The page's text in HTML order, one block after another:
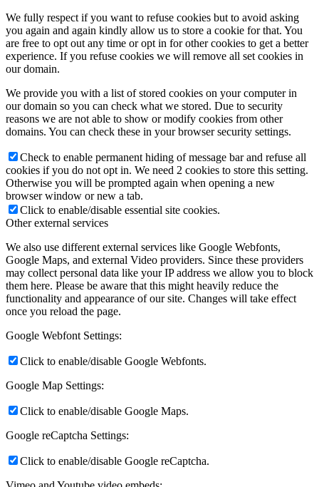
We fully respect if you want to refuse cookies but to avoid asking
you again and again kindly allow us to store a cookie for that. You
are free to opt out any time or opt in for other cookies to get a better
experience. If you refuse cookies we will remove all set cookies in
our domain.
We provide you with a list of stored cookies on your computer in
our domain so you can check what we stored. Due to security
reasons we are not able to show or modify cookies from other
domains. You can check these in your browser security settings.
Check to enable permanent hiding of message bar and refuse all
cookies if you do not opt in. We need 2 cookies to store this setting.
Otherwise you will be prompted again when opening a new
browser window or new a tab.
Click to enable/disable essential site cookies.
Other external services
We also use different external services like Google Webfonts,
Google Maps, and external Video providers. Since these providers
may collect personal data like your IP address we allow you to block
them here. Please be aware that this might heavily reduce the
functionality and appearance of our site. Changes will take effect
once you reload the page.
Google Webfont Settings:
Click to enable/disable Google Webfonts.
Google Map Settings:
Click to enable/disable Google Maps.
Google reCaptcha Settings:
Click to enable/disable Google reCaptcha.